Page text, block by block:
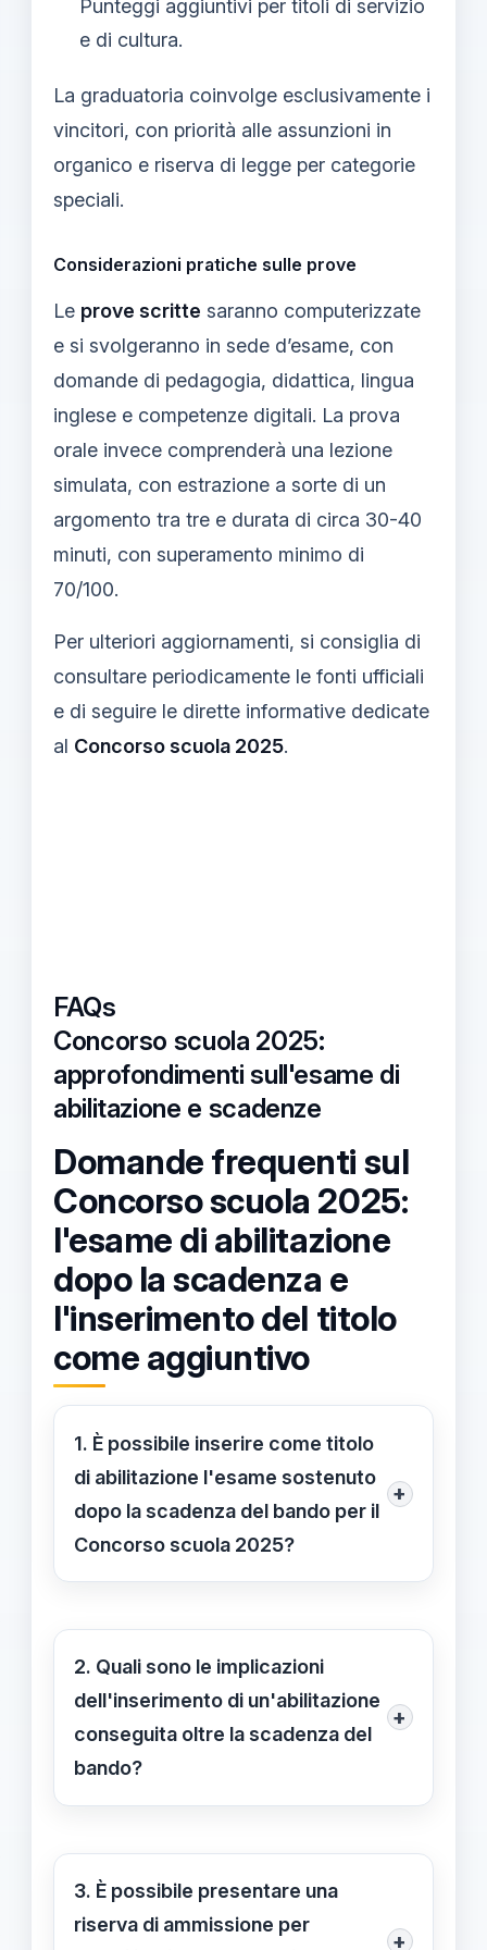
Punteggi aggiuntivi per titoli di servizio
e di cultura.
La graduatoria coinvolge esclusivamente i
vincitori, con priorità alle assunzioni in
organico e riserva di legge per categorie
speciali.
Considerazioni pratiche sulle prove
Le prove scritte saranno computerizzate
e si svolgeranno in sede d’esame, con
domande di pedagogia, didattica, lingua
inglese e competenze digitali. La prova
orale invece comprenderà una lezione
simulata, con estrazione a sorte di un
argomento tra tre e durata di circa 30-40
minuti, con superamento minimo di
70/100.
Per ulteriori aggiornamenti, si consiglia di
consultare periodicamente le fonti ufficiali
e di seguire le dirette informative dedicate
al Concorso scuola 2025.
FAQs
Concorso scuola 2025:
approfondimenti sull'esame di
abilitazione e scadenze
Domande frequenti sul
Concorso scuola 2025:
l'esame di abilitazione
dopo la scadenza e
l'inserimento del titolo
come aggiuntivo
1. È possibile inserire come titolo
di abilitazione l'esame sostenuto
dopo la scadenza del bando per il
Concorso scuola 2025?
+
No, come confermato dalla
conseguita dopo la scadenza del
bando non può essere inserita come
titolo di abilitazione nel modulo di
domanda. È fondamentale possedere
2. Quali sono le implicazioni
dell'inserimento di un'abilitazione
conseguita oltre la scadenza del
bando?
+
L'inserimento dell'abilitazione
che il titolo non possa essere
considerato nel punteggio per il
3. È possibile presentare una
riserva di ammissione per
+